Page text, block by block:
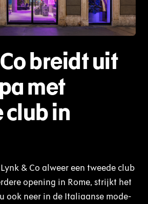
breidt uit
met
club in
& Co alweer een tweede club
opening in Rome, strijkt het
ook neer in de Italiaanse mode-